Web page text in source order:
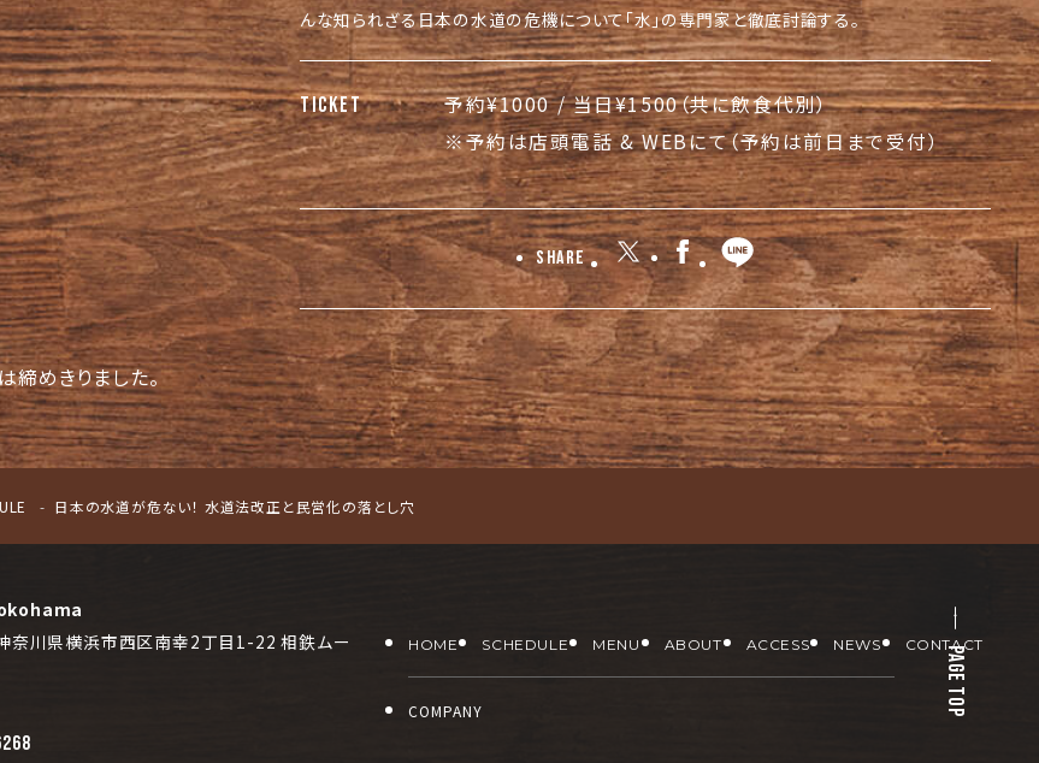
んな知られざる日本の水道の危機について「水」の専門家と徹底討論する。
TICKET
予約¥1000 / 当日¥1500（共に飲食代別）
※予約は店頭電話 & WEBにて（予約は前日まで受付）
Share
締めきりました。
日本の水道が危ない！ 水道法改正と民営化の落とし穴
川県横浜市西区南幸2丁目1-22 相鉄ムー
HOME SCHEDULE MENU ABOUT ACCESS NEWS CONTACT
COMPANY PAGE TOP